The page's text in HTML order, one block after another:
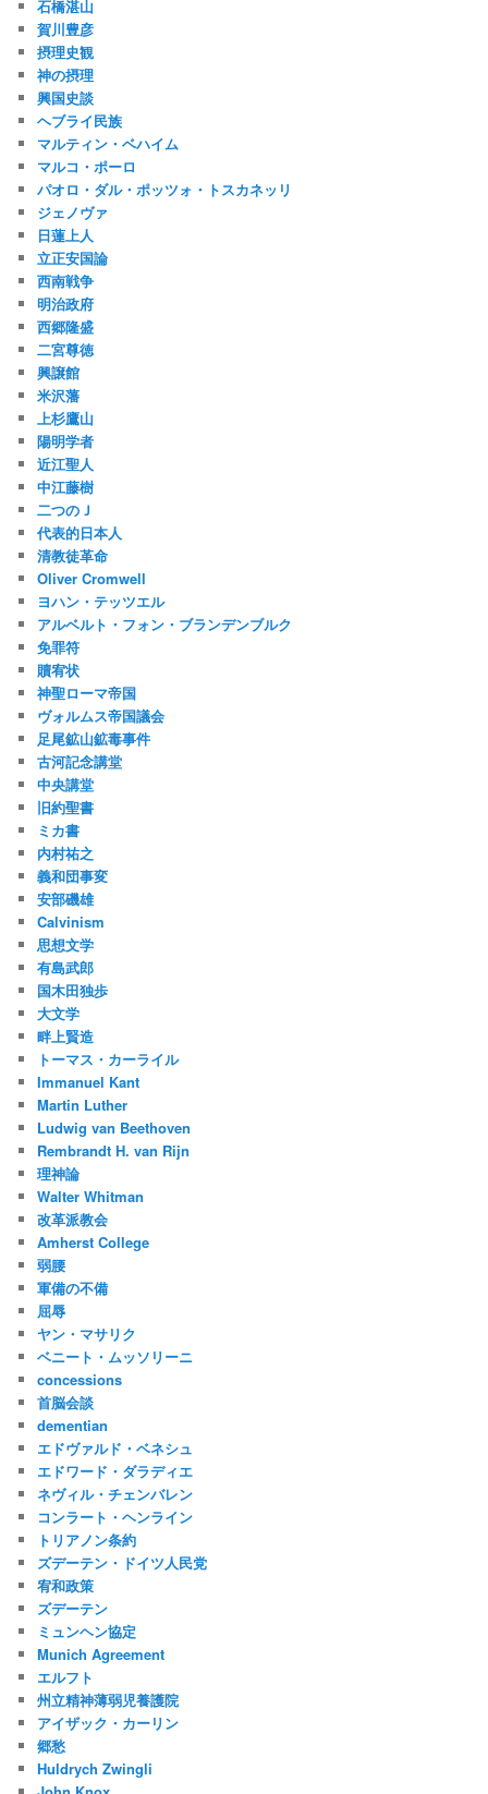
石橋湛山
賀川豊彦
摂理史観
神の摂理
興国史談
ヘブライ民族
マルティン・ベハイム
マルコ・ポーロ
パオロ・ダル・ポッツォ・トスカネッリ
ジェノヴァ
日蓮上人
立正安国論
西南戦争
明治政府
西郷隆盛
二宮尊徳
興譲館
米沢藩
上杉鷹山
陽明学者
近江聖人
中江藤樹
二つのＪ
代表的日本人
清教徒革命
Oliver Cromwell
ヨハン・テッツエル
アルベルト・フォン・ブランデンブルク
免罪符
贖宥状
神聖ローマ帝国
ヴォルムス帝国議会
足尾鉱山鉱毒事件
古河記念講堂
中央講堂
旧約聖書
ミカ書
内村祐之
義和団事変
安部磯雄
Calvinism
思想文学
有島武郎
国木田独歩
大文学
畔上賢造
トーマス・カーライル
Immanuel Kant
Martin Luther
Ludwig van Beethoven
Rembrandt H. van Rijn
理神論
Walter Whitman
改革派教会
Amherst College
弱腰
軍備の不備
屈辱
ヤン・マサリク
ベニート・ムッソリーニ
concessions
首脳会談
dementian
エドヴァルド・ベネシュ
エドワード・ダラディエ
ネヴィル・チェンバレン
コンラート・ヘンライン
トリアノン条約
ズデーテン・ドイツ人民党
宥和政策
ズデーテン
ミュンヘン協定
Munich Agreement
エルフト
州立精神薄弱児養護院
アイザック・カーリン
郷愁
Huldrych Zwingli